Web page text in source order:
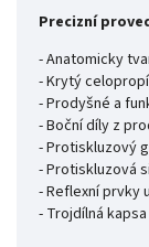
Precizní
- Anatomicky
- Krytý
- Prodyšné a
- Boční díly z
- Protiskluzový
- Protiskluzová
- Reflexní prvky
- Trojdílná